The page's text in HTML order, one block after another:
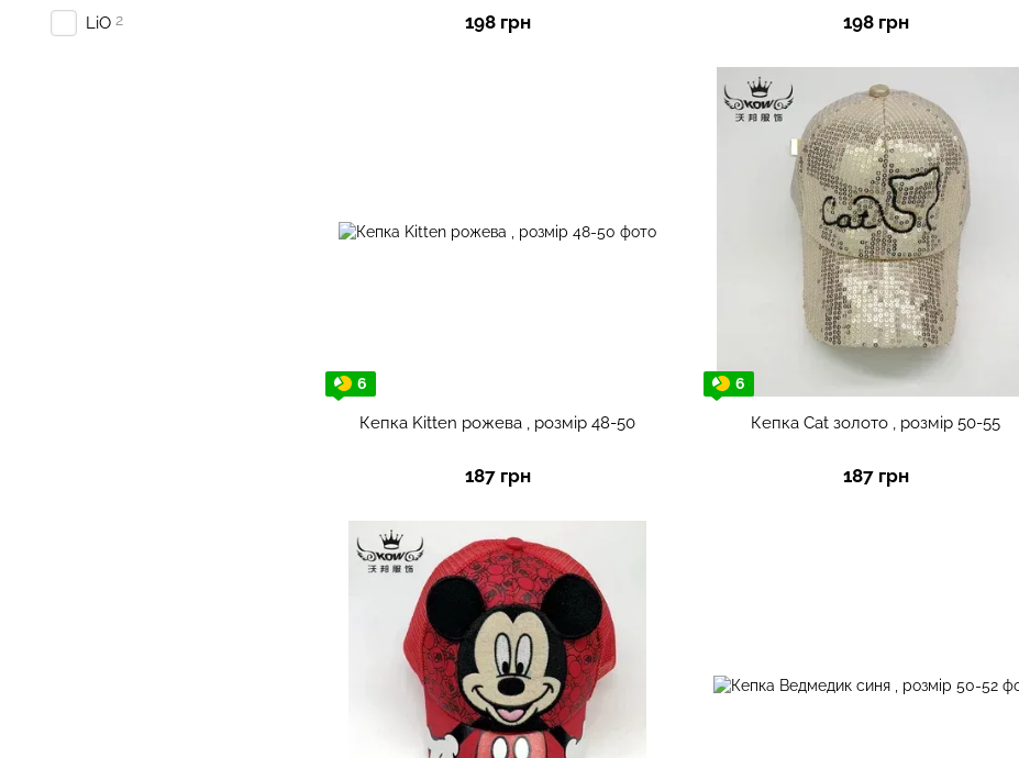
198 грн 198 грн
6
Кепка Kitten рожева , розмір 48-50
187 грн
6
Кепка Cat золото , розмір 50-55
187 грн
LiO 2